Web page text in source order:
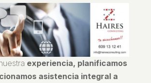
experiencia, planificamos
asistencia integral a